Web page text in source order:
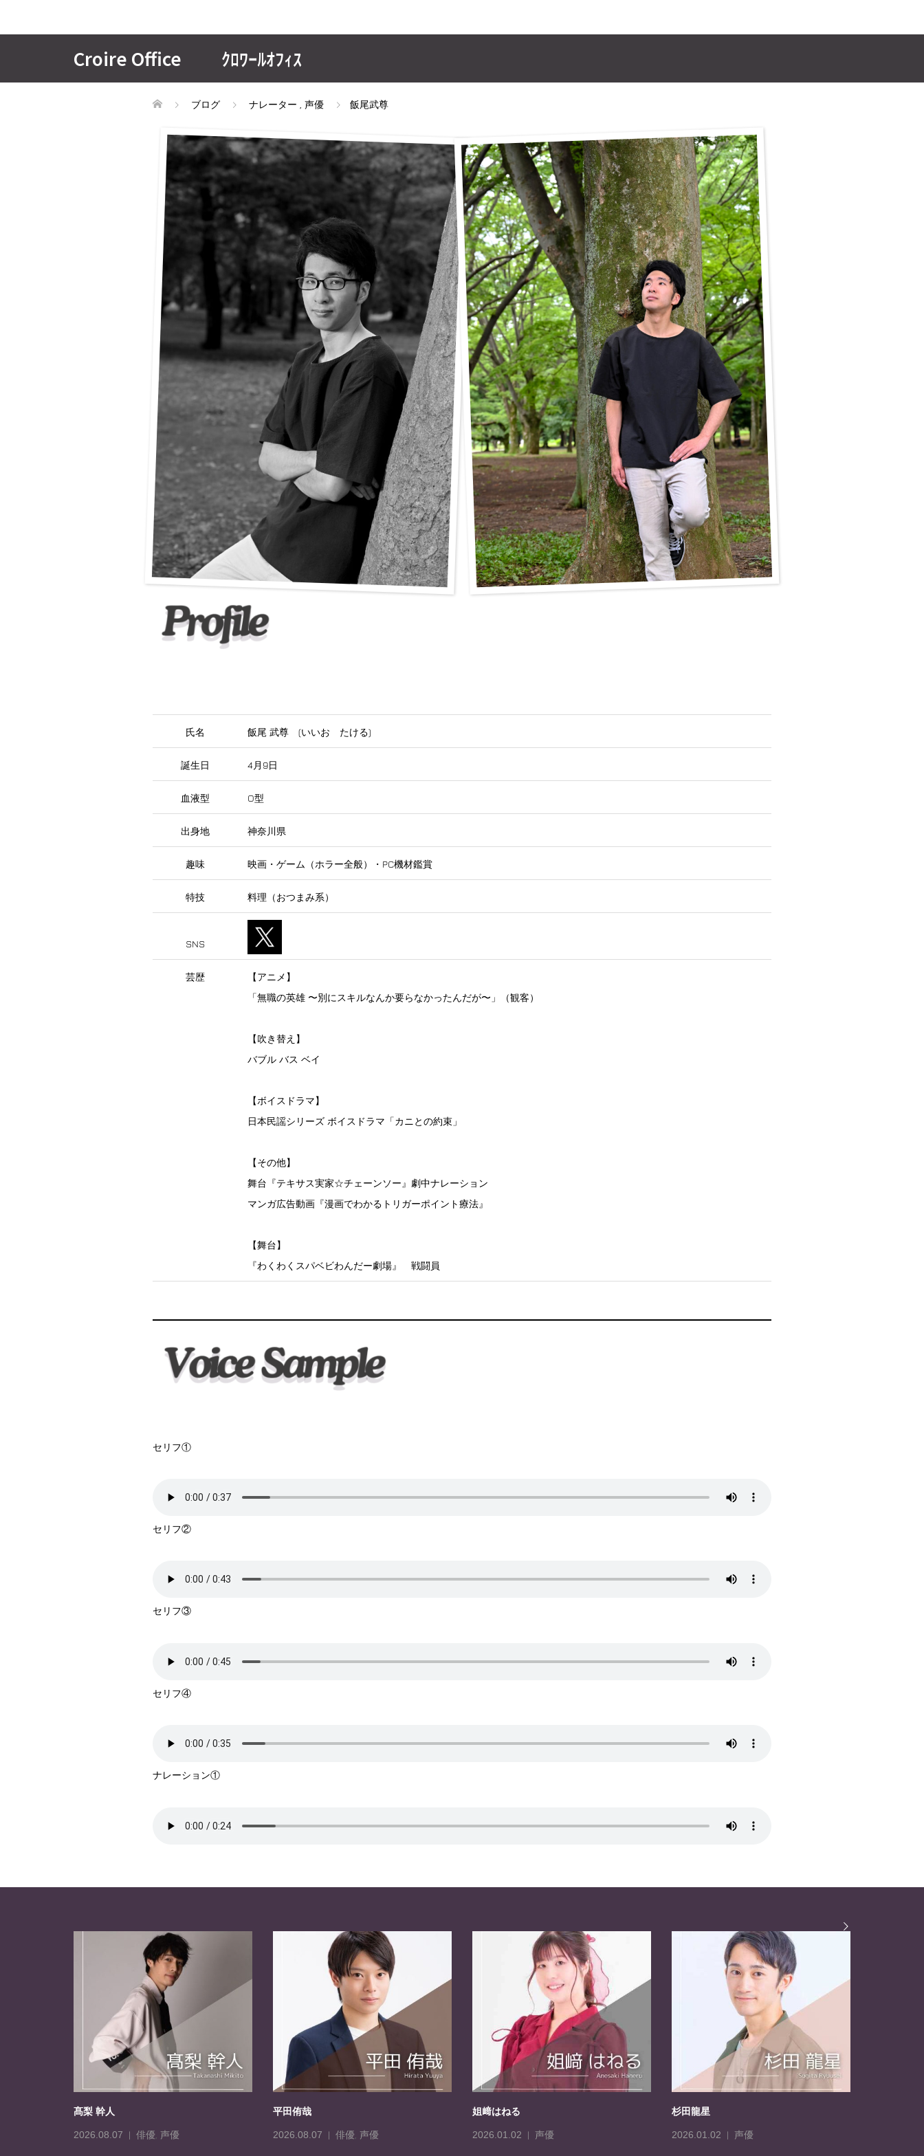
Croire Office ｸﾛﾜｰﾙｵﾌｨｽ
ブログ ナレーター 声優 飯尾武尊
氏名 飯尾 武尊 (いいお たける)
誕生日 4月9日
血液型 O型
出身地 神奈川県
趣味 映画・ゲーム（ホラー全般）・PC機材鑑賞
特技 料理（おつまみ系）
SNS
芸歴
【アニメ】
「無職の英雄 〜別にスキルなんか要らなかったんだが〜」（観客）
【吹き替え】
バブル バス ベイ
【ボイスドラマ】
日本民謡シリーズ ボイスドラマ「カニとの約束」
【その他】
舞台『テキサス実家☆チェーンソー』劇中ナレーション
マンガ広告動画『漫画でわかるトリガーポイント療法』
【舞台】
『わくわくスパベビわんだー劇場』 戦闘員
セリフ①
セリフ②
セリフ③
セリフ④
ナレーション①
髙梨 幹人
2026.08.07 俳優 声優
平田侑哉
2026.08.07 俳優, 声優
姐﨑はねる
2026.01.02 声優
杉田龍星
2026.01.02 声優